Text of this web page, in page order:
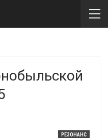
РЕЗОНАНС